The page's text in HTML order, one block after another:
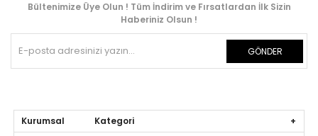
Bültenimize Üye Olun ! Tüm İndirim ve Fırsatlardan İlk Sizin
Haberiniz Olsun !
GÖNDER
Kurumsal Kategori